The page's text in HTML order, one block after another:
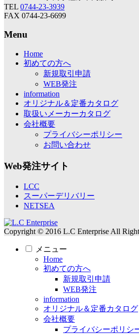
TEL 0744-23-3939
FAX 0744-23-6699
Menu
Home
初めての方へ
新規取引申請
WEB発注
information
オリジナル＆定番カタログ
取扱いメーカーカタログ
会社概要
プライバシーポリシー
お問い合わせ
Web発注サイト
LCC
スーパーデリバリー
NETSEA
Copyright © 2016 L.C Enterprise All
メニュー
Home
初めての方へ
新規取引申請
WEB発注
information
オリジナル＆定番カタログ
会社概要
プライバシーポリシ